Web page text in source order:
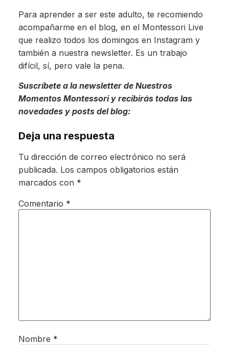
Para aprender a ser este adulto, te recomiendo
acompañarme en el blog, en el Montessori Live
que realizo todos los domingos en Instagram y
también a nuestra newsletter. Es un trabajo
difícil, sí, pero vale la pena.
Suscríbete a la newsletter de Nuestros
Momentos Montessori y recibirás todas las
novedades y posts del blog:
Deja una respuesta
Tu dirección de correo electrónico no será
publicada. Los campos obligatorios están
marcados con *
Comentario *
Nombre *